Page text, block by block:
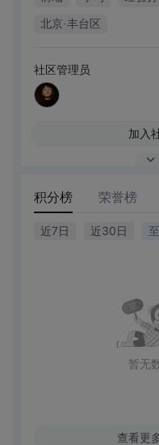
北京·丰台区
社区管理员
加入
积分榜 荣誉榜
近7日 近30日
暂无
查看更